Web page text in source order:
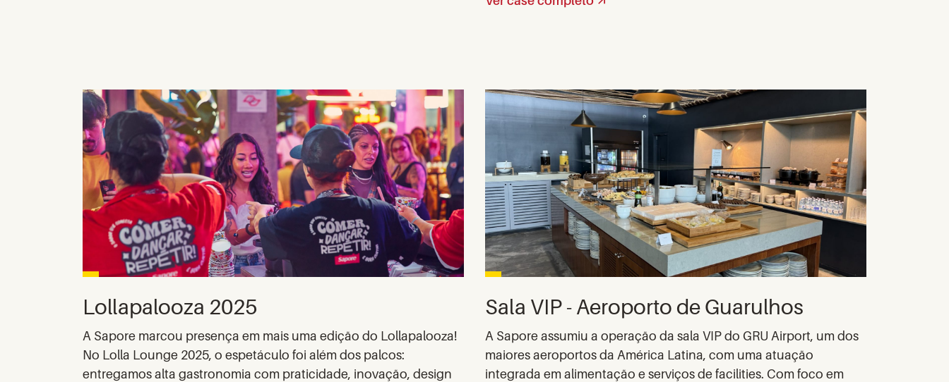
Lollapalooza 2025
A Sapore marcou presença em mais uma edição do Lollapalooza!
No Lolla Lounge 2025, o espetáculo foi além dos palcos:
entregamos alta gastronomia com praticidade, inovação, design
Sala VIP - Aeroporto de Guarulhos
A Sapore assumiu a operação da sala VIP do GRU Airport, um dos
maiores aeroportos da América Latina, com uma atuação
integrada em alimentação e serviços de facilities. Com foco em